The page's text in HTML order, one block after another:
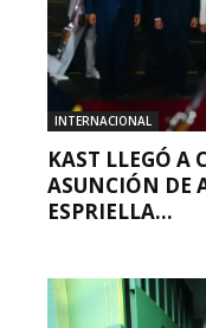
INTERNACIONAL
KAST LLEGÓ A
ASUNCIÓN DE
ESPRIELLA...